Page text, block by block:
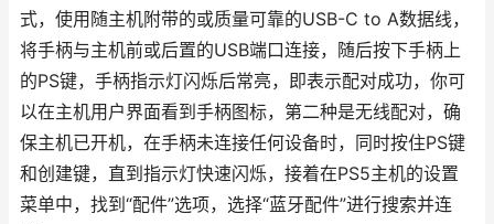
式，使用随主机附带的或质量可靠的USB-C to A数据线，
将手柄与主机前或后置的USB端口连接，随后按下手柄上
的PS键，手柄指示灯闪烁后常亮，即表示配对成功，你可
以在主机用户界面看到手柄图标，第二种是无线配对，确
保主机已开机，在手柄未连接任何设备时，同时按住PS键
和创建键，直到指示灯快速闪烁，接着在PS5主机的设置
菜单中，找到“配件”选项，选择“蓝牙配件”进行搜索并连